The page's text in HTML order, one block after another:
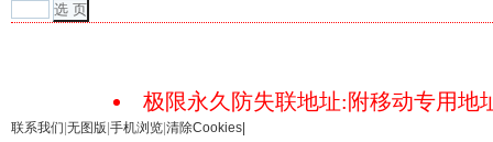
选 页
极限永久防失联地址:附移动专用地
联系我们 无图版 手机浏览 清除Cookies